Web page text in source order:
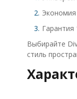
Экономия
Выбирайте
стиль